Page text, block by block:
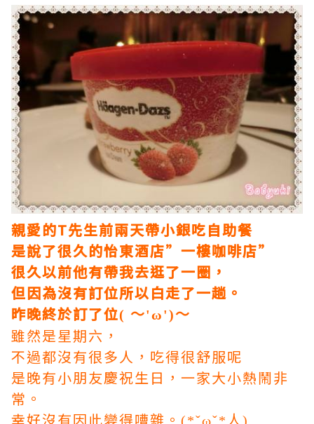
親愛的T先生前兩天帶小銀吃自助餐
是說了很久的怡東酒店”一樓咖啡店”
很久以前他有帶我去逛了一圈，
但因為沒有訂位所以白走了一趟。
昨晚終於訂了位( ～'ω')～
雖然是星期六，
不過都沒有很多人，吃得很舒服呢
是晚有小朋友慶祝生日，一家大小熱鬧非
常。
幸好沒有因此變得嘈雜。 (*ˇωˇ*人)